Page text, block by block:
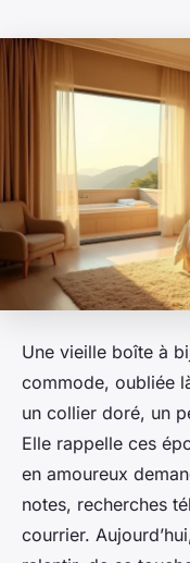
Une vieille boîte à
commode, oubliée
un collier doré, un
Elle rappelle ces
en amoureux
notes, recherches
courrier.